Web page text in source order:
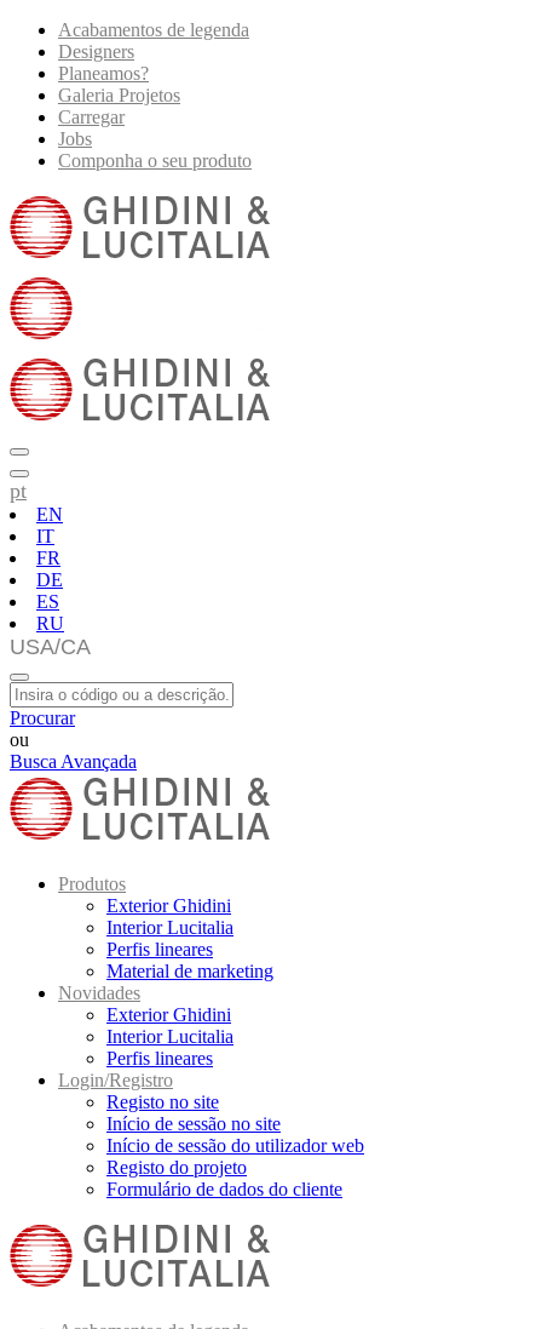
Acabamentos de legenda
Designers
Planeamos?
Galeria Projetos
Carregar
Jobs
Componha o seu produto
pt
EN
IT
FR
DE
ES
RU
Procurar
ou
Busca Avançada
Produtos
Exterior Ghidini
Interior Lucitalia
Perfis lineares
Material de marketing
Novidades
Exterior Ghidini
Interior Lucitalia
Perfis lineares
Login/Registro
Registo no site
Início de sessão no site
Início de sessão do utilizador web
Registo do projeto
Formulário de dados do cliente